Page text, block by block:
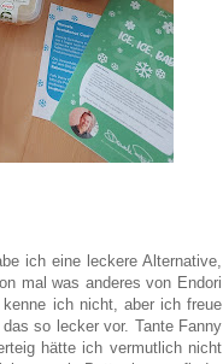
ich eine leckere Alternative,
mal was anderes von Endori
ich nicht, aber ich freue
so lecker vor. Tante Fanny
hätte ich vermutlich nicht